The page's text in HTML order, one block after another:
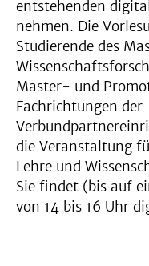
entstehenden
nehmen. Die
Studierende des
Master- und
Fachrichtungen der
die Veranstaltung
Lehre und
Sie findet (bis auf
von 14 bis 16 Uhr